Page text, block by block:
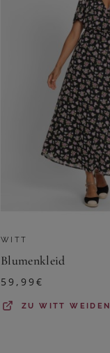
WITT
Blumenkleid
59,99€
ZUWITT WEIDEN